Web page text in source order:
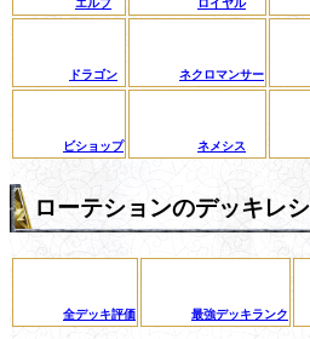
エルフ ロイヤル
ドラゴン ネクロマンサー
ビショップ ネメシス
ローテションのデッキレ
全デッキ評価 最強デッキランク